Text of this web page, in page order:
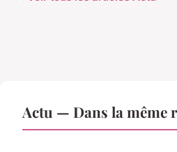
Actu — Dans la même